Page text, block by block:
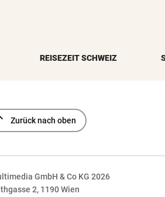
REISEZEIT SCHWEIZ
Zurück nach oben
GmbH & Co KG 2026
2, 1190 Wien